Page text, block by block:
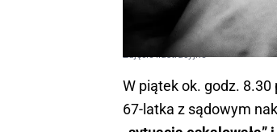
Zdjęcie ilustracyjne
W piątek ok. godz.
67-latka z sądowym